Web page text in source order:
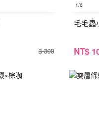
$ 390
1/6
毛毛蟲
NT$